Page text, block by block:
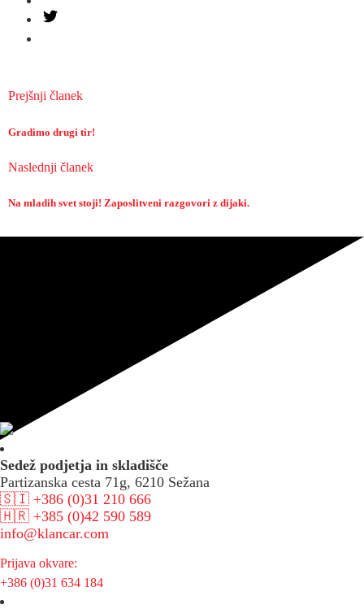
Prejšnji članek
Gradimo drugi tir!
Naslednji članek
Na mladih svet stoji! Zaposlitveni razgovori z dijaki.
Sedež podjetja in skladišče
Partizanska cesta 71g, 6210 Sežana
🇸🇮 +386 (0)31 210 666
🇭🇷 +385 (0)42 590 589
info@klancar.com
Prijava okvare:
+386 (0)31 634 184